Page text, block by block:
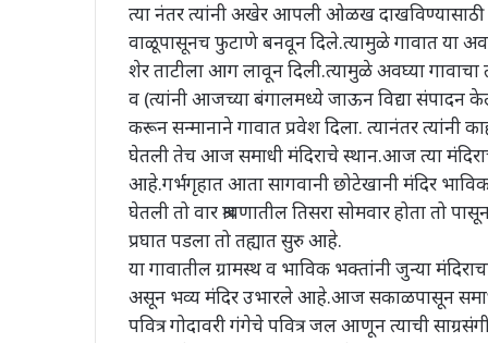
त्या नंतर त्यांनी अखेर आपली ओळख दाखविण्यासाठी
वाळूपासूनच फुटाणे बनवून दिले.त्यामुळे गावात या
शेर ताटीला आग लावून दिली.त्यामुळे अवघ्या
व (त्यांनी आजच्या बंगालमध्ये जाऊन विद्या संपादन
करून सन्मानाने गावात प्रवेश दिला. त्यानंतर
घेतली तेच आज समाधी मंदिराचे स्थान.आज त्या
आहे.गर्भगृहात आता सागवानी छोटेखानी मंदिर
घेतली तो वार श्रावणातील तिसरा सोमवार होता तो
प्रघात पडला तो तह्यात सुरु आहे.
या गावातील ग्रामस्थ व भाविक भक्तांनी जुन्या
असून भव्य मंदिर उभारले आहे.आज सकाळपासून समाधी
पवित्र गोदावरी गंगेचे पवित्र जल आणून त्याची